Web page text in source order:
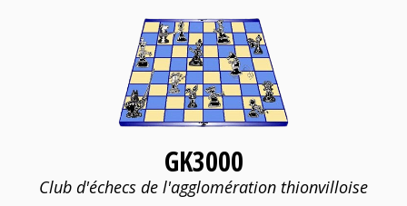
GK3000
Club d'échecs de l'agglomération thionvilloise